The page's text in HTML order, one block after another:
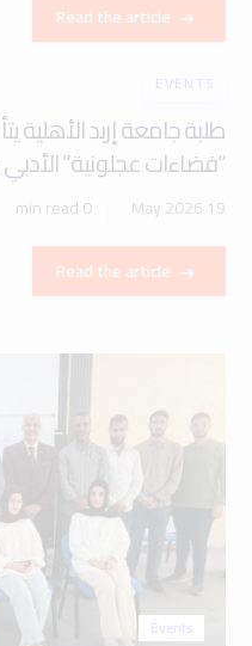
Read the article
EVENTS
طلبة جامعة إربد
“فضاءات عجلونية”
19 May 2026
0 min read
Read the article
Events